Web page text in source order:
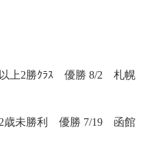
上2勝ｸﾗｽ 優勝 8/2 札幌
歳未勝利 優勝 7/19 函館